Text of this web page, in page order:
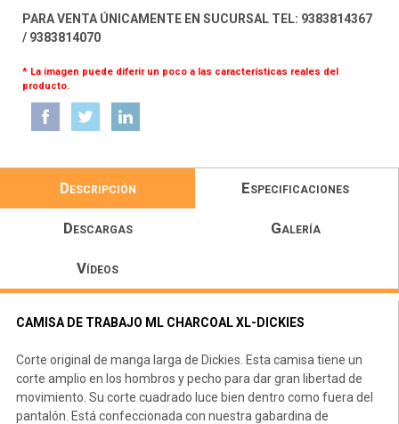
PARA VENTA ÚNICAMENTE EN SUCURSAL TEL: 9383814367
/ 9383814070
* La imagen puede diferir un poco a las características reales del
producto.
Descripción Especificaciones
Descargas Galería
Vídeos
CAMISA DE TRABAJO ML CHARCOAL XL-DICKIES
Corte original de manga larga de Dickies. Esta camisa tiene un
corte amplio en los hombros y pecho para dar gran libertad de
movimiento. Su corte cuadrado luce bien dentro como fuera del
pantalón. Está confeccionada con nuestra gabardina de